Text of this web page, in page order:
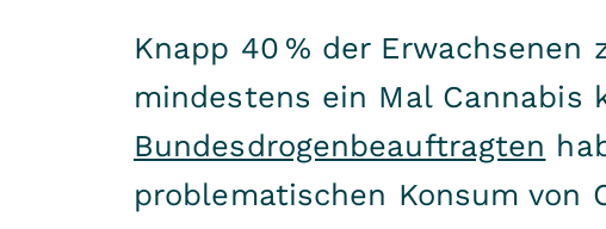
Knapp 40 % der
mindestens ein Mal Cannabis
Bundesdrogenbeauftragten
problematischen Konsum von